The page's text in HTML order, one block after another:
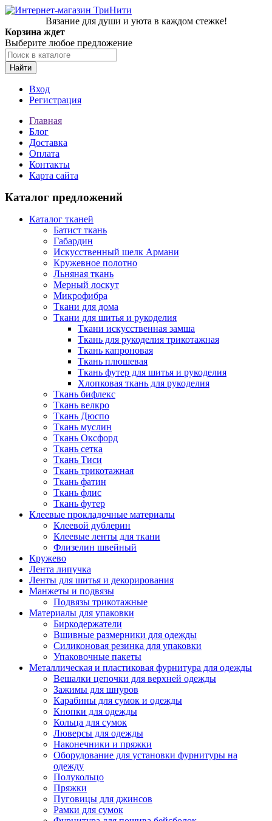
Вязание для души и уюта в каждом стежке!
Корзина ждет
Выберите любое предложение
Найти
Вход
Регистрация
Главная
Блог
Доставка
Оплата
Контакты
Карта сайта
Каталог предложений
Каталог тканей
Батист ткань
Габардин
Искусственный шелк Армани
Кружевное полотно
Льняная ткань
Мерный лоскут
Микрофибра
Ткани для дома
Ткани для шитья и рукоделия
Ткани искусственная замша
Ткань для рукоделия трикотажная
Ткань капроновая
Ткань плюшевая
Ткань футер для шитья и рукоделия
Хлопковая ткань для рукоделия
Ткань бифлекс
Ткань велкро
Ткань Дюспо
Ткань муслин
Ткань Оксфорд
Ткань сетка
Ткань Тиси
Ткань трикотажная
Ткань фатин
Ткань флис
Ткань футер
Клеевые прокладочные материалы
Клеевой дублерин
Клеевые ленты для ткани
Флизелин швейный
Кружево
Лента липучка
Ленты для шитья и декорирования
Манжеты и подвязы
Подвязы трикотажные
Материалы для упаковки
Биркодержатели
Вшивные размерники для одежды
Силиконовая резинка для упаковки
Упаковочные пакеты
Металлическая и пластиковая фурнитура для одежды
Вешалки цепочки для верхней одежды
Зажимы для шнуров
Карабины для сумок и одежды
Кнопки для одежды
Кольца для сумок
Люверсы для одежды
Наконечники и пряжки
Оборудование для установки фурнитуры на
одежду
Полукольцо
Пряжки
Пуговицы для джинсов
Рамки для сумок